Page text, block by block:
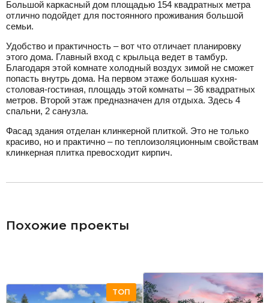
Большой каркасный дом площадью 154 квадратных метра
отлично подойдет для постоянного проживания большой
семьи.
Удобство и практичность – вот что отличает планировку
этого дома. Главный вход с крыльца ведет в тамбур.
Благодаря этой комнате холодный воздух зимой не сможет
попасть внутрь дома. На первом этаже большая кухня-
столовая-гостиная, площадь этой комнаты – 36 квадратных
метров. Второй этаж предназначен для отдыха. Здесь 4
спальни, 2 санузла.
Фасад здания отделан клинкерной плиткой. Это не только
красиво, но и практично – по теплоизоляционным свойствам
клинкерная плитка превосходит кирпич.
Похожие проекты
ТОП